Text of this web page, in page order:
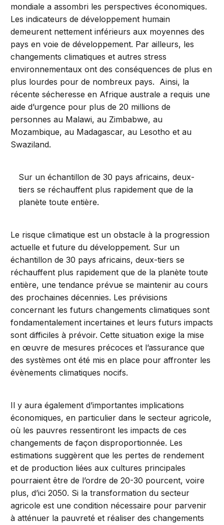
mondiale a assombri les perspectives économiques.
Les indicateurs de développement humain
demeurent nettement inférieurs aux moyennes des
pays en voie de développement. Par ailleurs, les
changements climatiques et autres stress
environnementaux ont des conséquences de plus en
plus lourdes pour de nombreux pays. Ainsi, la
récente sécheresse en Afrique australe a requis une
aide d’urgence pour plus de 20 millions de
personnes au Malawi, au Zimbabwe, au
Mozambique, au Madagascar, au Lesotho et au
Swaziland.
Sur un échantillon de 30 pays africains, deux-
tiers se réchauffent plus rapidement que de la
planète toute entière.
Le risque climatique est un obstacle à la progression
actuelle et future du développement. Sur un
échantillon de 30 pays africains, deux-tiers se
réchauffent plus rapidement que de la planète toute
entière, une tendance prévue se maintenir au cours
des prochaines décennies. Les prévisions
concernant les futurs changements climatiques sont
fondamentalement incertaines et leurs futurs impacts
sont difficiles à prévoir. Cette situation exige la mise
en œuvre de mesures précoces et l’assurance que
des systèmes ont été mis en place pour affronter les
évènements climatiques nocifs.
Il y aura également d’importantes implications
économiques, en particulier dans le secteur agricole,
où les pauvres ressentiront les impacts de ces
changements de façon disproportionnée. Les
estimations suggèrent que les pertes de rendement
et de production liées aux cultures principales
pourraient être de l’ordre de 20-30 pourcent, voire
plus, d’ici 2050. Si la transformation du secteur
agricole est une condition nécessaire pour parvenir
à atténuer la pauvreté et réaliser des changements